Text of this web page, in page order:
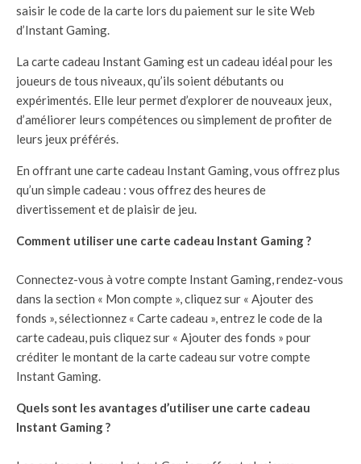
saisir le code de la carte lors du paiement sur le site Web
d’Instant Gaming.
La carte cadeau Instant Gaming est un cadeau idéal pour les
joueurs de tous niveaux, qu’ils soient débutants ou
expérimentés. Elle leur permet d’explorer de nouveaux jeux,
d’améliorer leurs compétences ou simplement de profiter de
leurs jeux préférés.
En offrant une carte cadeau Instant Gaming, vous offrez plus
qu’un simple cadeau : vous offrez des heures de
divertissement et de plaisir de jeu.
Comment utiliser une carte cadeau Instant Gaming ?
Connectez-vous à votre compte Instant Gaming, rendez-vous
dans la section « Mon compte », cliquez sur « Ajouter des
fonds », sélectionnez « Carte cadeau », entrez le code de la
carte cadeau, puis cliquez sur « Ajouter des fonds » pour
créditer le montant de la carte cadeau sur votre compte
Instant Gaming.
Quels sont les avantages d’utiliser une carte cadeau
Instant Gaming ?